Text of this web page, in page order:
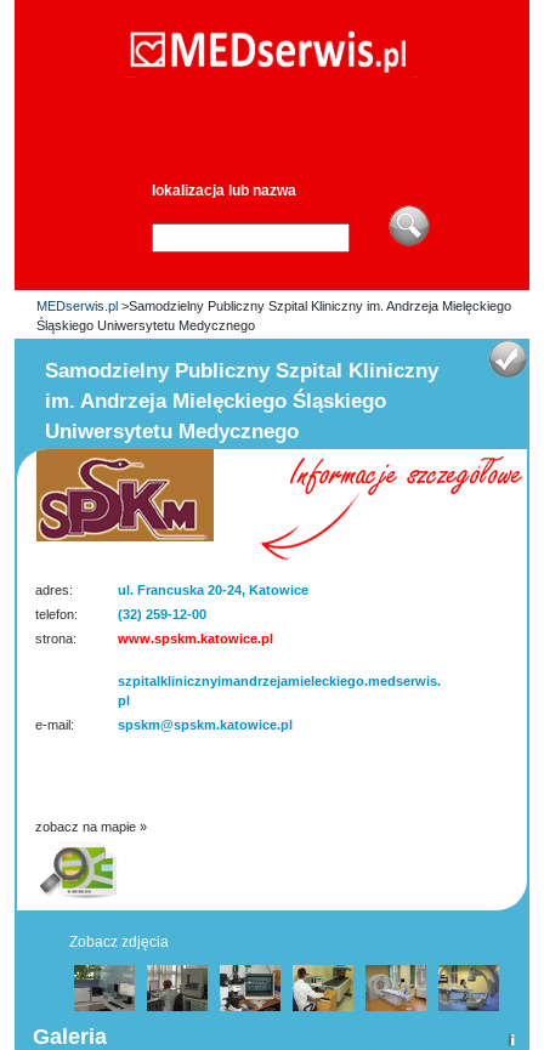
lokalizacja lub nazwa
MEDserwis.pl >Samodzielny Publiczny Szpital Kliniczny im. Andrzeja Mielęckiego
Śląskiego Uniwersytetu Medycznego
Samodzielny Publiczny Szpital Kliniczny
im. Andrzeja Mielęckiego Śląskiego
Uniwersytetu Medycznego
adres:
ul. Francuska 20-24, Katowice
telefon:
(32) 259-12-00
strona:
www.spskm.katowice.pl
szpitalklinicznyimandrzejamieleckiego.medserwis.
pl
e-mail:
spskm@spskm.katowice.pl
zobacz na mapie »
Zobacz zdjęcia
Galeria